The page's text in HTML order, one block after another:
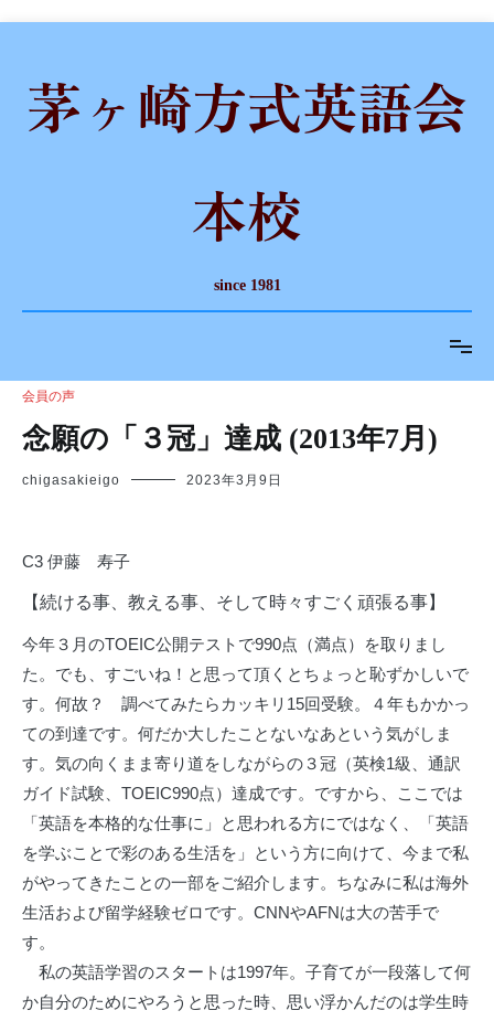
茅ヶ崎方式英語会
本校
since 1981
会員の声
念願の「３冠」達成 (2013年7月)
chigasakieigo 2023年3月9日
C3 伊藤 寿子
【続ける事、教える事、そして時々すごく頑張る事】
今年３月のTOEIC公開テストで990点（満点）を取りまし
た。でも、すごいね！と思って頂くとちょっと恥ずかしいで
す。何故？ 調べてみたらカッキリ15回受験。４年もかかっ
ての到達です。何だか大したことないなあという気がしま
す。気の向くまま寄り道をしながらの３冠（英検1級、通訳
ガイド試験、TOEIC990点）達成です。ですから、ここでは
「英語を本格的な仕事に」と思われる方にではなく、「英語
を学ぶことで彩のある生活を」という方に向けて、今まで私
がやってきたことの一部をご紹介します。ちなみに私は海外
生活および留学経験ゼロです。CNNやAFNは大の苦手で
す。
私の英語学習のスタートは1997年。子育てが一段落して何
か自分のためにやろうと思った時、思い浮かんだのは学生時